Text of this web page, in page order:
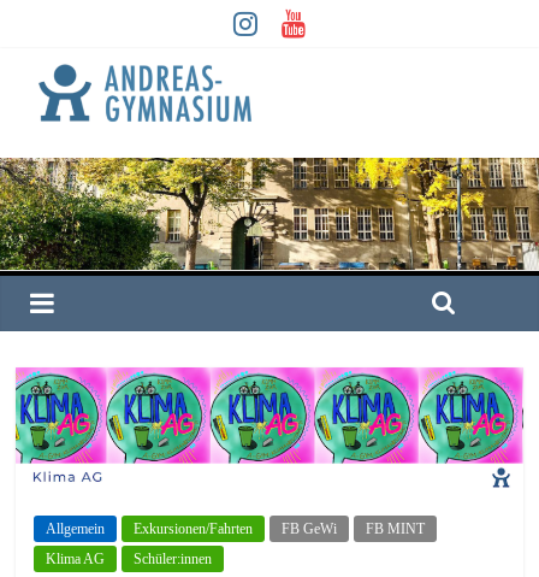
Allgemein Exkursionen/Fahrten FB GeWi
FB MINT
Klima AG
Schüler:innen